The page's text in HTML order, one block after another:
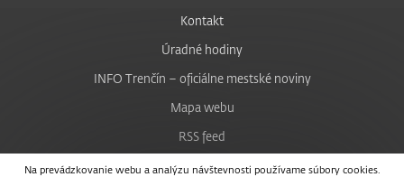
Na prevádzkovanie webu a analýzu návštevnosti používame súbory cookies.
Kontakt
Úradné hodiny
INFO Trenčín – oficiálne mestské noviny
Mapa webu
RSS feed
Nastavenie cookies